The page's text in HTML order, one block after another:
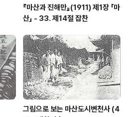
『마산과 진해만』(1911) 제1장 「마
산」 - 33. 제14절 잡찬
그림으로 보는 마산도시변천사 (4